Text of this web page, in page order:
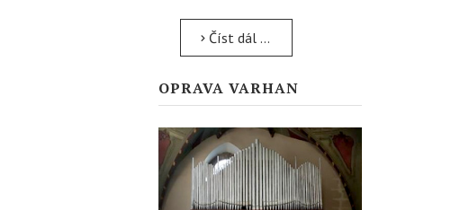
Číst dál …
OPRAVA VARHAN